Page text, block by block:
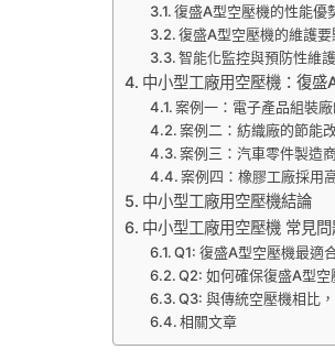
復盛A型空壓機的性能優
復盛A型空壓機的維護要
智能化監控與預防性維護
中小型工廠用空壓機：復盛
案例一：電子產品組裝
案例二：紡織廠的節能
案例三：汽車零件製造
案例四：橡膠工廠採用
中小型工廠用空壓機結論
中小型工廠用空壓機 常見
Q1: 復盛A型空壓機最適
Q2: 如何確保復盛A型
Q3: 與傳統空壓機相比
相關文章